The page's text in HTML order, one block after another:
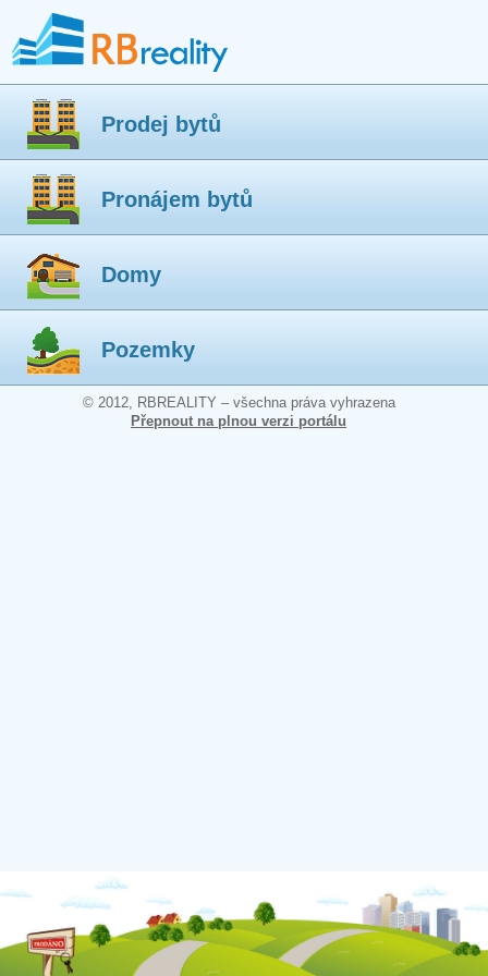
Prodej bytů
Pronájem bytů
Domy
Pozemky
© 2012, RBREALITY – všechna práva vyhrazena
Přepnout na plnou verzi portálu